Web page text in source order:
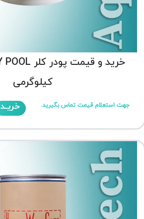
کیلوگرمی
جهت استعلام قیمت تماس بگیرید. خریـد